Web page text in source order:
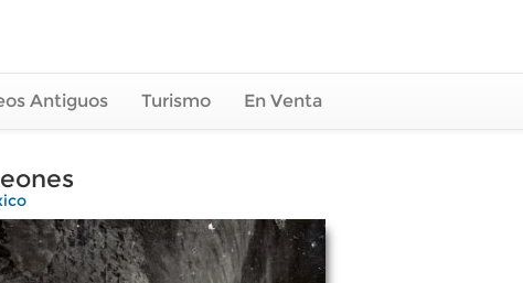
Antiguos Turismo En Venta